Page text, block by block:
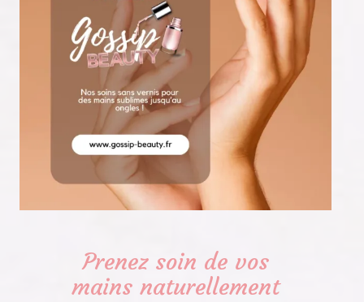
Prenez soin de vos
mains naturellement